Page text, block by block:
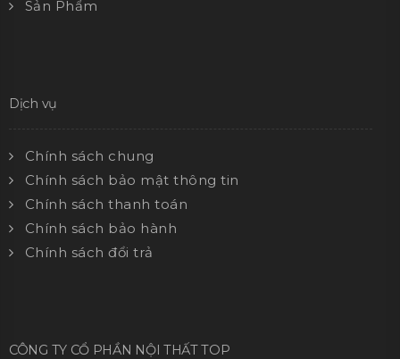
Sản Phẩm
Dịch vụ
Chính sách chung
Chính sách bảo mật thông tin
Chính sách thanh toán
Chính sách bảo hành
Chính sách đổi trả
CÔNG TY CỔ PHẦN NỘI THẤT TOP